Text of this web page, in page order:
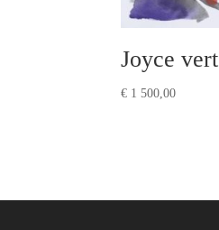
Joyce vert
€ 1 500,00